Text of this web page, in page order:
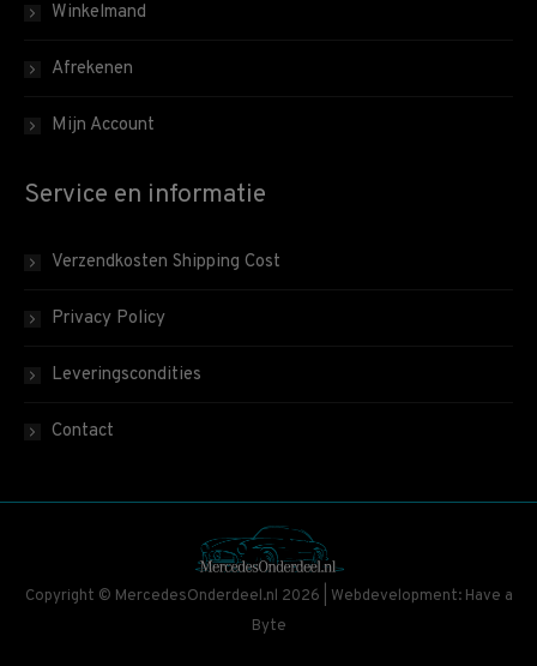
Winkelmand
Afrekenen
Mijn Account
Service en informatie
Verzendkosten Shipping Cost
Privacy Policy
Leveringscondities
Contact
Copyright © MercedesOnderdeel.nl 2026 | Webdevelopment: Have a
Byte